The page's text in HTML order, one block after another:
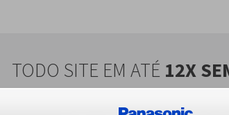
TODO SITE EM ATÉ 12X